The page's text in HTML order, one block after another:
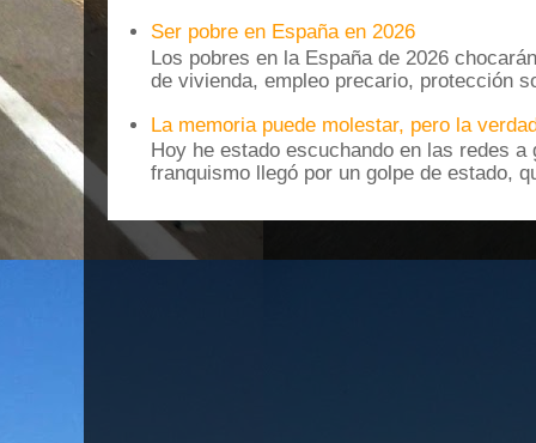
Ser pobre en España en 2026
Los pobres en la España de 2026
de vivienda, empleo precario, protección
La memoria puede molestar, pero la
Hoy he estado escuchando en las redes
franquismo llegó por un golpe de estado,